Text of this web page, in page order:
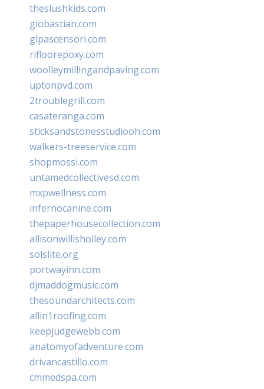
theslushkids.com
giobastian.com
glpascensori.com
rifloorepoxy.com
woolleymillingandpaving.com
uptonpvd.com
2troublegrill.com
casateranga.com
sticksandstonesstudiooh.com
walkers-treeservice.com
shopmossi.com
untamedcollectivesd.com
mxpwellness.com
infernocanine.com
thepaperhousecollection.com
allisonwillisholley.com
solslite.org
portwayinn.com
djmaddogmusic.com
thesoundarchitects.com
allin1roofing.com
keepjudgewebb.com
anatomyofadventure.com
drivancastillo.com
cmmedspa.com